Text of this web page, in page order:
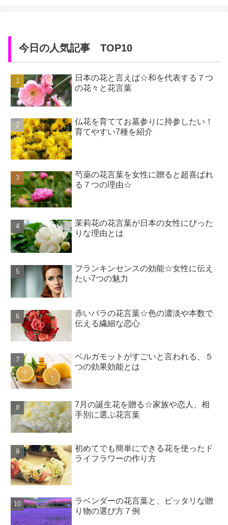
今日の人気記事 TOP10
日本の花と言えば☆和を代表する７つ
の花々と花言葉
仏花を育ててお墓参りに持参したい！
育てやすい7種を紹介
芍薬の花言葉を女性に贈ると超喜ばれ
る７つの理由☆
茉莉花の花言葉が日本の女性にぴった
りな理由とは
フランキンセンスの効能☆女性に伝え
たい7つの魅力
赤いバラの花言葉☆色の濃淡や本数で
伝える繊細な恋心
ベルガモットがすごいと言われる、５
つの効果効能とは
7月の誕生花を贈る☆家族や恋人、相
手別に選ぶ花言葉
初めてでも簡単にできる花を使ったド
ライフラワーの作り方
ラベンダーの花言葉と、ピッタリな贈
り物の選び方７例